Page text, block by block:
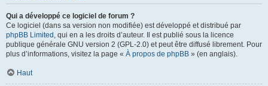
Qui a développé ce logiciel de forum ?
Ce logiciel (dans sa version non modifiée) est développé et distribué par
phpBB Limited , qui en a les droits d’auteur. Il est publié sous la licence
publique générale GNU version 2 (GPL-2.0) et peut être diffusé librement. Pour
plus d’informations, visitez la page « À propos de phpBB » (en anglais).
Haut